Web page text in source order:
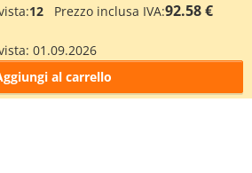
12
Prezzo inclusa IVA:92.58 €
01.09.2026
al carrello